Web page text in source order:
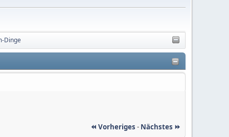
Dinge
⏪ Vorheriges - Nächstes ⏩